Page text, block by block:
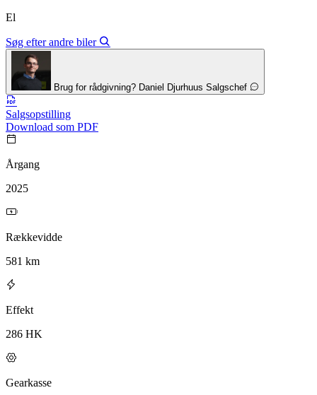
El
Søg efter andre biler
Brug for rådgivning? Daniel Djurhuus Salgschef
Salgsopstilling
Download som PDF
Årgang
2025
Rækkevidde
581 km
Effekt
286 HK
Gearkasse